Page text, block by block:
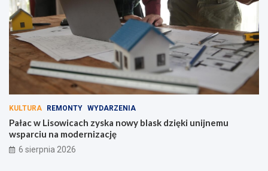
KULTURA REMONTY WYDARZENIA
Pałac w Lisowicach zyska nowy blask dzięki unijnemu
wsparciu na modernizację
6 sierpnia 2026